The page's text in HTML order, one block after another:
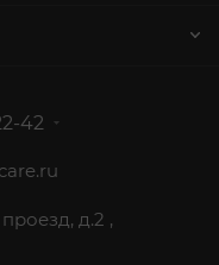
42
д.2 ,